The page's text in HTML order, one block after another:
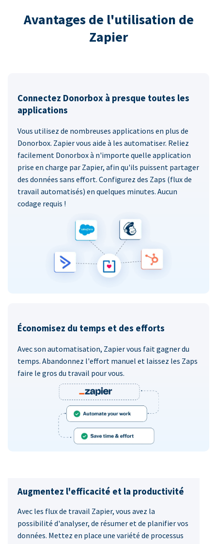
Avantages de l'utilisation de
Zapier
Connectez Donorbox à presque toutes les
applications
Vous utilisez de nombreuses applications en plus de
Donorbox. Zapier vous aide à les automatiser. Reliez
facilement Donorbox à n'importe quelle application
prise en charge par Zapier, afin qu'ils puissent partager
des données sans effort. Configurez des Zaps (flux de
travail automatisés) en quelques minutes. Aucun
codage requis !
Économisez du temps et des efforts
Avec son automatisation, Zapier vous fait gagner du
temps. Abandonnez l'effort manuel et laissez les Zaps
faire le gros du travail pour vous.
Augmentez l'efficacité et la productivité
Avec les flux de travail Zapier, vous avez la
possibilité d'analyser, de résumer et de planifier vos
données. Mettez en place une variété de processus